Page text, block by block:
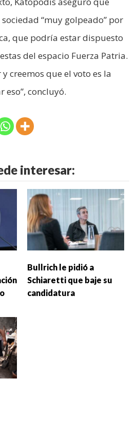
“muy golpeado” por
que podría estar dispuesto
del espacio Fuerza Patria.
creemos que el voto es la
concluyó.
interesar:
Bullrich le pidió a
Schiaretti que baje su
candidatura